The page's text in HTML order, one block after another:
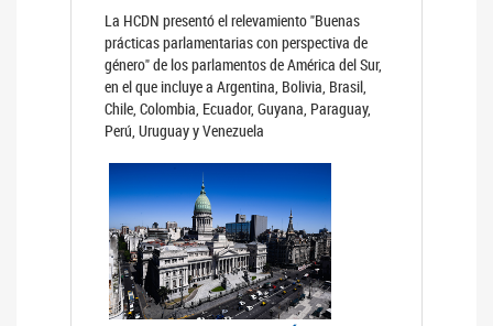
La HCDN presentó el relevamiento "Buenas
prácticas parlamentarias con perspectiva de
género" de los parlamentos de América del Sur,
en el que incluye a Argentina, Bolivia, Brasil,
Chile, Colombia, Ecuador, Guyana, Paraguay,
Perú, Uruguay y Venezuela